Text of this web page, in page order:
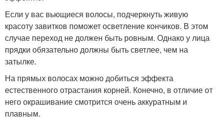
Если у вас вьющиеся волосы, подчеркнуть живую
красоту завитков поможет осветление кончиков. В этом
случае переход не должен быть ровным. Однако у лица
прядки обязательно должны быть светлее, чем на
затылке.
На прямых волосах можно добиться эффекта
естественного отрастания корней. Конечно, в отличие от
него окрашивание смотрится очень аккуратным и
плавным.